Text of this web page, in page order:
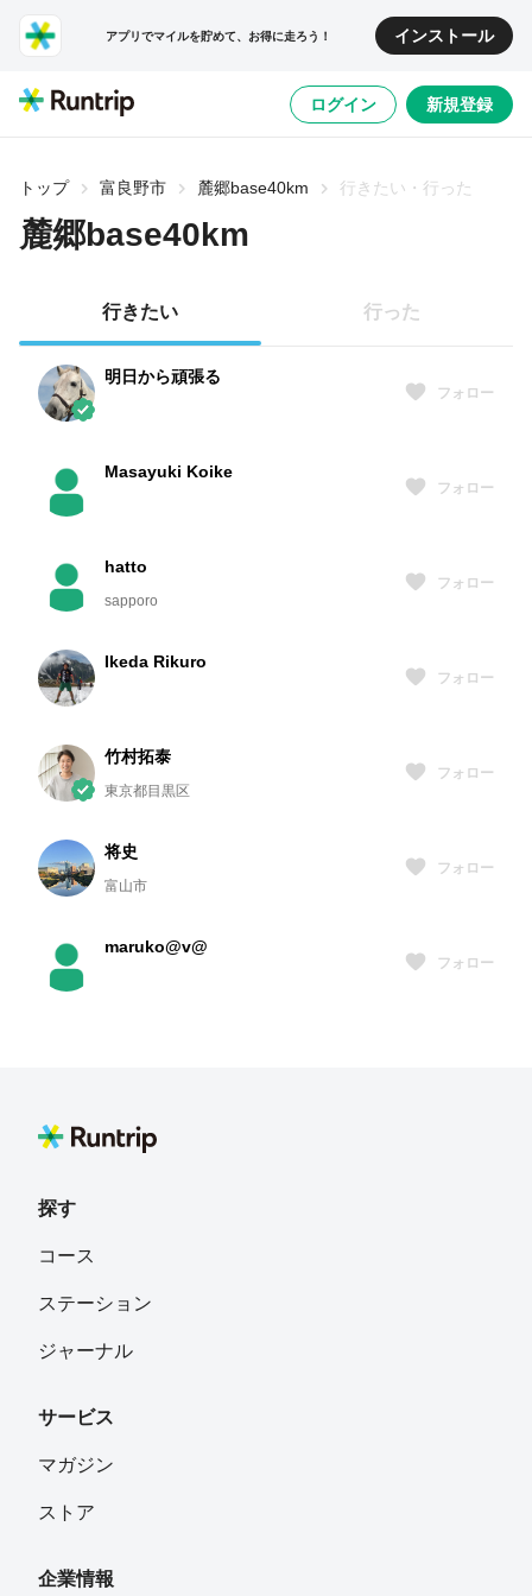
アプリでマイルを貯めて、お得に走ろう！ インストール
ログイン 新規登録
トップ 富良野市 麓郷base40km 行きたい・行った
麓郷base40km
行きたい 行った
明日から頑張る
フォロー
Masayuki Koike
フォロー
hatto
sapporo
フォロー
Ikeda Rikuro
フォロー
竹村拓泰
東京都目黒区
フォロー
将史
富山市
フォロー
maruko@v@
フォロー
ゆう
札幌市
megu🐾
探す
コース
ステーション
ジャーナル
サービス
マガジン
ストア
企業情報